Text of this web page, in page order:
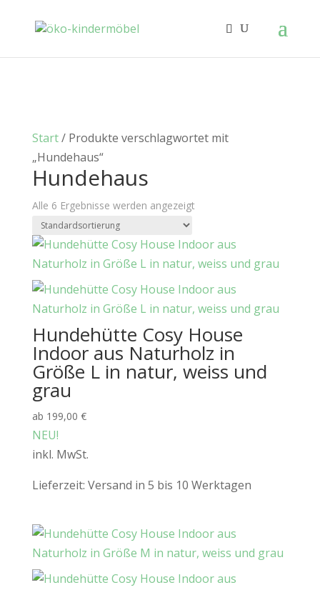
Start/ Produkte verschlagwortet mit
„Hundehaus“
Hundehaus
Alle 6 Ergebnisse werden angezeigt
Hundehütte Cosy House
Indoor aus Naturholz in
Größe L in natur, weiss und
grau
ab 199,00 €
NEU!
inkl. MwSt.
Lieferzeit: Versand in 5 bis 10 Werktagen